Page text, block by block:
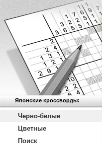
Японские кроссворды:
Черно-белые
Цветные
Поиск